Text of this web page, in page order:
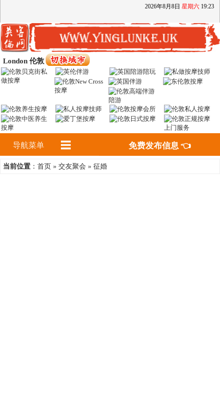
2026年8月 8日 星期六 19:23
London 伦敦
导航菜单 免费发布信息 👈
当前位置 ： 首页 » 交友聚会 » 征婚